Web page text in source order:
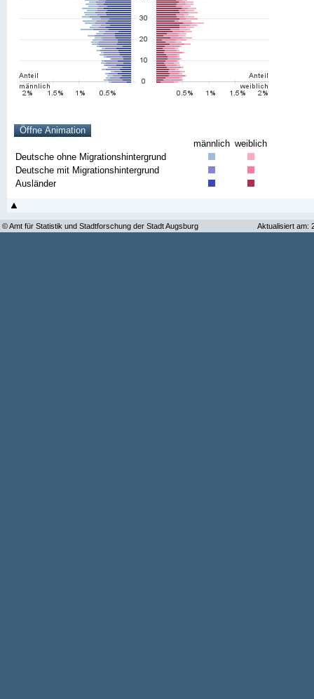
männlich weiblich
Deutsche ohne Migrationshintergrund
Deutsche mit Migrationshintergrund
Ausländer
© Amt für Statistik und Stadtforschung der Stadt Augsburg Aktualisiert am: